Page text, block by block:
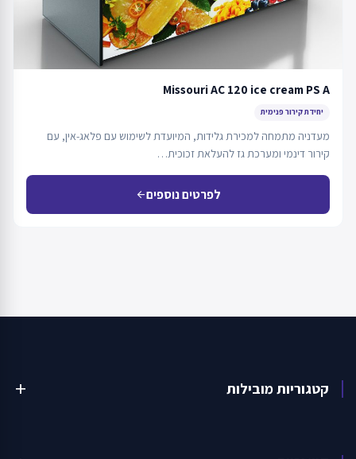
Missouri AC 120 ice cream PS A
יחידת קירור פנימית
מעדניה מתמחה למכירת גלידות, המיועדת לשימוש עם פלאג-אין, עם
קירור דינמי ומערכת גז להעלאת זכוכית…
לפרטים נוספיםarrow_back
קטגוריות מובילות add